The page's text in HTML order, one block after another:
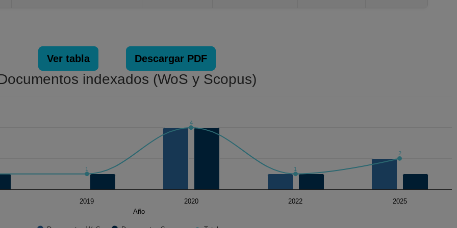
Ver tabla Descargar PDF
indexados (WoS y Scopus)
Data ranges from 0 to 4.
Año
1
4
1
2
2019 2020 2022 2025